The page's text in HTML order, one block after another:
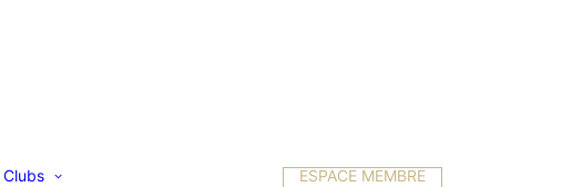
Clubs
ESPACE MEMBRE